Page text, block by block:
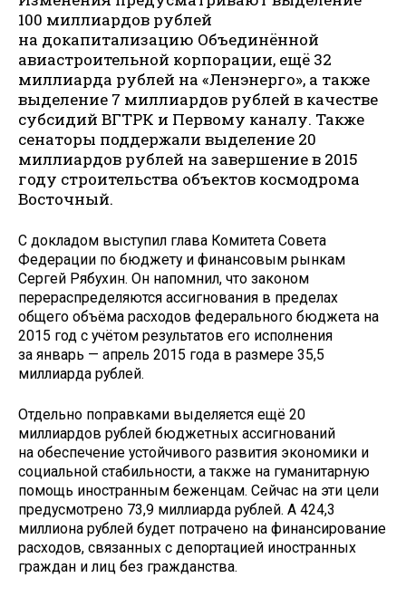
100 миллиардов рублей
на докапитализацию Объединённой
авиастроительной корпорации, ещё 32
миллиарда рублей на «Ленэнерго», а также
выделение 7 миллиардов рублей в качестве
субсидий ВГТРК и Первому каналу. Также
сенаторы поддержали выделение 20
миллиардов рублей на завершение в 2015
году строительства объектов космодрома
Восточный.
С докладом выступил глава Комитета Совета
Федерации по бюджету и финансовым рынкам
Сергей Рябухин. Он напомнил, что законом
перераспределяются ассигнования в пределах
общего объёма расходов федерального бюджета на
2015 год с учётом результатов его исполнения
за январь — апрель 2015 года в размере 35,5
миллиарда рублей.
Отдельно поправками выделяется ещё 20
миллиардов рублей бюджетных ассигнований
на обеспечение устойчивого развития экономики и
социальной стабильности, а также на гуманитарную
помощь иностранным беженцам. Сейчас на эти цели
предусмотрено 73,9 миллиарда рублей. А 424,3
миллиона рублей будет потрачено на финансирование
расходов, связанных с депортацией иностранных
граждан и лиц без гражданства.